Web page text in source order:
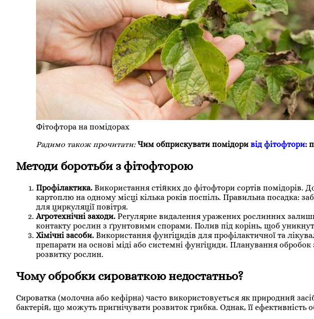
Фітофтора на помідорах
Радимо також прочитати: Чим обприскувати помідори від фітофтори:
Методи боротьби з фітофторою
Профілактика. Використання стійких до фітофтори сортів помідорів.
картоплю на одному місці кілька років поспіль. Правильна посадка:
для циркуляції повітря.
Агротехнічні заходи. Регулярне видалення уражених рослинних
контакту рослин з ґрунтовими спорами. Полив під корінь, щоб
Хімічні засоби. Використання фунгіцидів для профілактичної та
препарати на основі міді або системні фунгіциди. Планування
розвитку рослин.
Чому обробки сироваткою недостатньо?
Сироватка (молочна або кефірна) часто використовується як природний
бактерій, що можуть пригнічувати розвиток грибка. Однак, її